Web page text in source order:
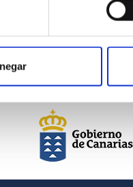
en un estadio
este tema, no sólo por
diseñado para tratar